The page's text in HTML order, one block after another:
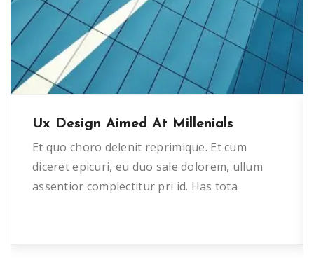
Ux Design Aimed At Millenials
Et quo choro delenit reprimique. Et cum
diceret epicuri, eu duo sale dolorem, ullum
assentior complectitur pri id. Has tota